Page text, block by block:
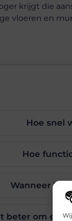
krijgt die
vloeren en
Hoe snel
Hoe
Wanneer
beter om een